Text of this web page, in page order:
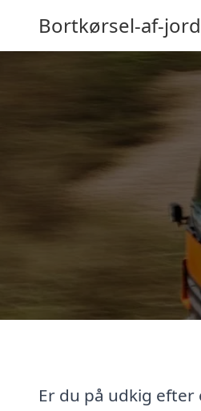
Bortkørsel-af-
Er du på udkig